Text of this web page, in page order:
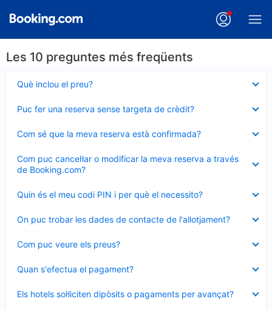
Les 10 preguntes més freqüents
Què inclou el preu?
tancat
Puc fer una reserva sense targeta de crèdit?
tancat
Com sé que la meva reserva està confirmada?
tancat
Com puc cancel·lar o modificar la meva reserva a través
de Booking.com?
tancat
Quin és el meu codi PIN i per què el necessito?
tancat
On puc trobar les dades de contacte de l'allotjament?
tancat
Com puc veure els preus?
tancat
Quan s'efectua el pagament?
tancat
Els hotels sol·liciten dipòsits o pagaments per avançat?
tancat